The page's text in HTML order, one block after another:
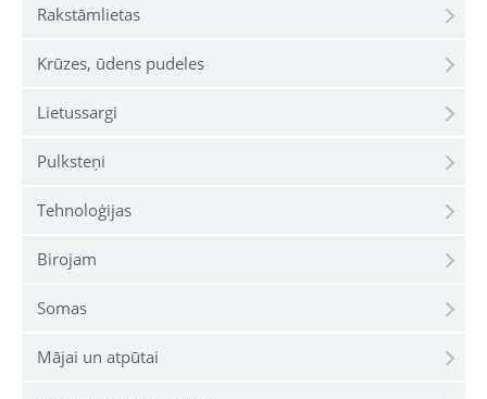
Rakstāmlietas
Krūzes, ūdens pudeles
Lietussargi
Pulksteņi
Tehnoloģijas
Birojam
Somas
Mājai un atpūtai